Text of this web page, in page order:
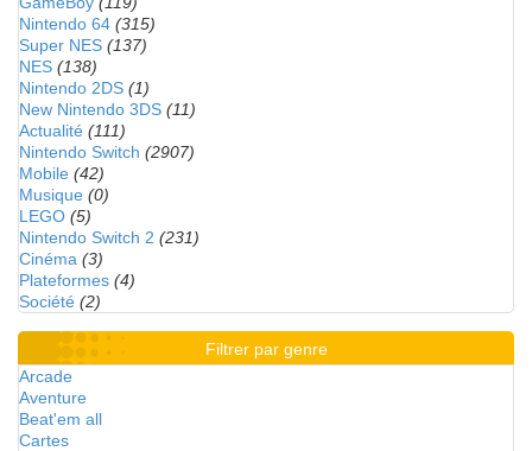
Nintendo 64 (315)
Super NES (137)
NES (138)
Nintendo 2DS (1)
New Nintendo 3DS (11)
Actualité (111)
Nintendo Switch (2907)
Mobile (42)
Musique (0)
LEGO (5)
Nintendo Switch 2 (231)
Cinéma (3)
Plateformes (4)
Société (2)
Filtrer par genre
Arcade
Aventure
Beat'em all
Cartes